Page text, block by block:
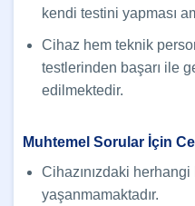
kendi testini yapması
Cihaz hem teknik
testlerinden başarı ile
edilmektedir.
Muhtemel Sorular İçin
Cihazınızdaki
yaşanmamaktadır.